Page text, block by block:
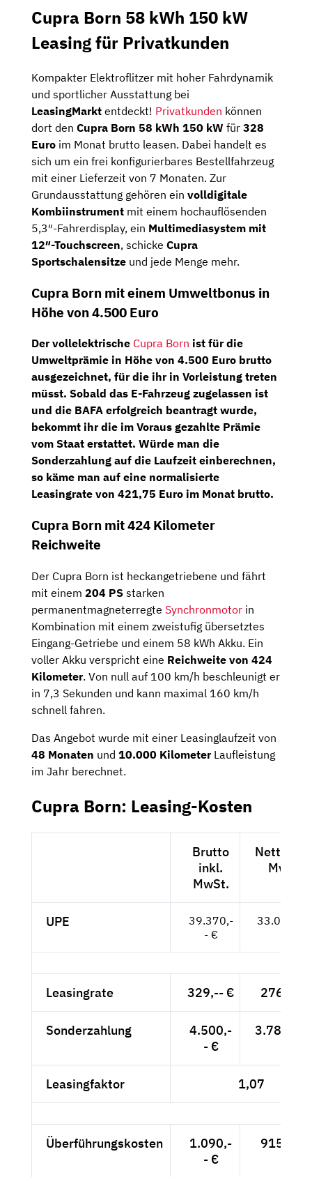
Cupra Born 58 kWh 150 kW
Leasing für Privatkunden
Kompakter Elektroflitzer mit hoher Fahrdynamik
und sportlicher Ausstattung bei
LeasingMarkt entdeckt! Privatkunden können
dort den Cupra Born 58 kWh 150 kW für 328
Euro im Monat brutto leasen. Dabei handelt es
sich um ein frei konfigurierbares Bestellfahrzeug
mit einer Lieferzeit von 7 Monaten. Zur
Grundausstattung gehören ein volldigitale
Kombiinstrument mit einem hochauflösenden
5,3″-Fahrerdisplay, ein Multimediasystem mit
12″-Touchscreen, schicke Cupra
Sportschalensitze und jede Menge mehr.
Cupra Born mit einem Umweltbonus in
Höhe von 4.500 Euro
Der vollelektrische Cupra Born ist für die
Umweltprämie in Höhe von 4.500 Euro brutto
ausgezeichnet, für die ihr in Vorleistung treten
müsst. Sobald das E-Fahrzeug zugelassen ist
und die BAFA erfolgreich beantragt wurde,
bekommt ihr die im Voraus gezahlte Prämie
vom Staat erstattet. Würde man die
Sonderzahlung auf die Laufzeit einberechnen,
so käme man auf eine normalisierte
Leasingrate von 421,75 Euro im Monat brutto.
Cupra Born mit 424 Kilometer
Reichweite
Der Cupra Born ist heckangetriebene und fährt
mit einem 204 PS starken
permanentmagneterregte Synchronmotor in
Kombination mit einem zweistufig übersetztes
Eingang-Getriebe und einem 58 kWh Akku. Ein
voller Akku verspricht eine Reichweite von 424
Kilometer. Von null auf 100 km/h beschleunigt er
in 7,3 Sekunden und kann maximal 160 km/h
schnell fahren.
Das Angebot wurde mit einer Leasinglaufzeit von
48 Monaten und 10.000 KilometerLaufleistung
im Jahr berechnet.
Cupra Born: Leasing-Kosten
Brutto
inkl.
MwSt.
Netto
MwSt.
UPE
39.370,-
- €
33.084,--
Leasingrate 329,-- € 276,47 €
Sonderzahlung
4.500,-
- €
3.781,51
Leasingfaktor 1,07
Überführungskosten
1.090,-
- €
915,97 €